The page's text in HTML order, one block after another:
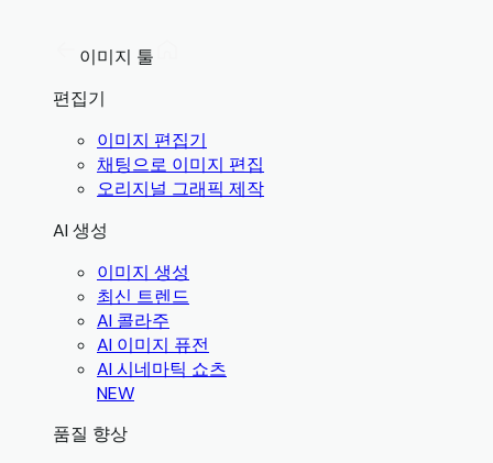
이미지 툴
편집기
이미지 편집기
채팅으로 이미지 편집
오리지널 그래픽 제작
AI 생성
이미지 생성
최신 트렌드
AI 콜라주
AI 이미지 퓨전
AI 시네마틱 쇼츠
NEW
품질 향상